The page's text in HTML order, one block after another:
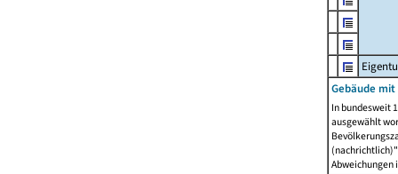
Gebäude
In bundesweit
ausgewählt
Abweichungen